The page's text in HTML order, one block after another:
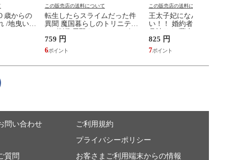
歳からの
/地曳いく
この販売店の送料について
転生したらスライムだった件
異聞 魔国暮らしのトリニティ
759 円
6
この販売店の送料について
王太子妃になんてなり
い！！ 婚約者編 ２ /鴨
825 円
7
問い合わせ
質問
ご利用規約
プライバシーポリシー
お客さまご利用端末からの情報